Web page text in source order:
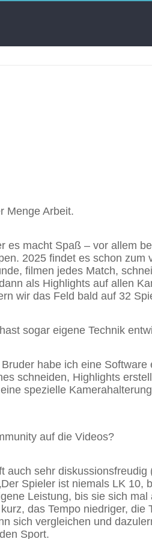
Menge Arbeit.
es macht Spaß – vor allem
2025 findet es schon
filmen jedes Match,
als Highlights auf allen
wir das Feld bald auf 32
sogar eigene Technik
habe ich eine
schneiden, Highlights
spezielle
auf die Videos?
auch sehr
Spieler ist niemals LK 10,
Leistung, bis sie sich
das Tempo niedriger,
sich vergleichen und
Sport.